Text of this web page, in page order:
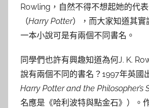
館
參
考
服
Rowling，自然不得不想起她的代
（Harry Potter），而大家知道其實
一本小說可是有兩個不同書名。
同學們也許有興趣知道為何J. K.
說有兩個不同的書名？1997年英國
Harry Potter and the Philosopher’s
名應是《哈利波特與點金石》）。